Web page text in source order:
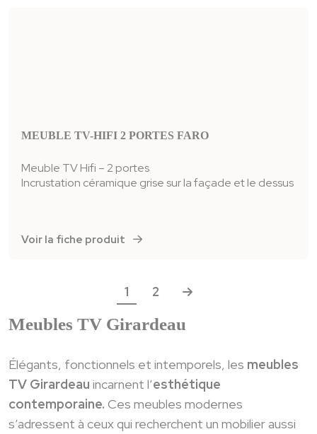
MEUBLE TV-HIFI 2 PORTES FARO
Meuble TV Hifi – 2 portes
Incrustation céramique grise sur la façade et le dessus
Voir la fiche produit
Navigation
articles
1 2
Meubles TV Girardeau
Élégants, fonctionnels et intemporels, les meubles
TV Girardeau incarnent l’esthétique
contemporaine. Ces meubles modernes
s’adressent à ceux qui recherchent un mobilier aussi